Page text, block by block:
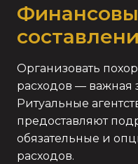
Организовать
расходов — важная
Ритуальные
предоставляют
обязательные и
расходов.